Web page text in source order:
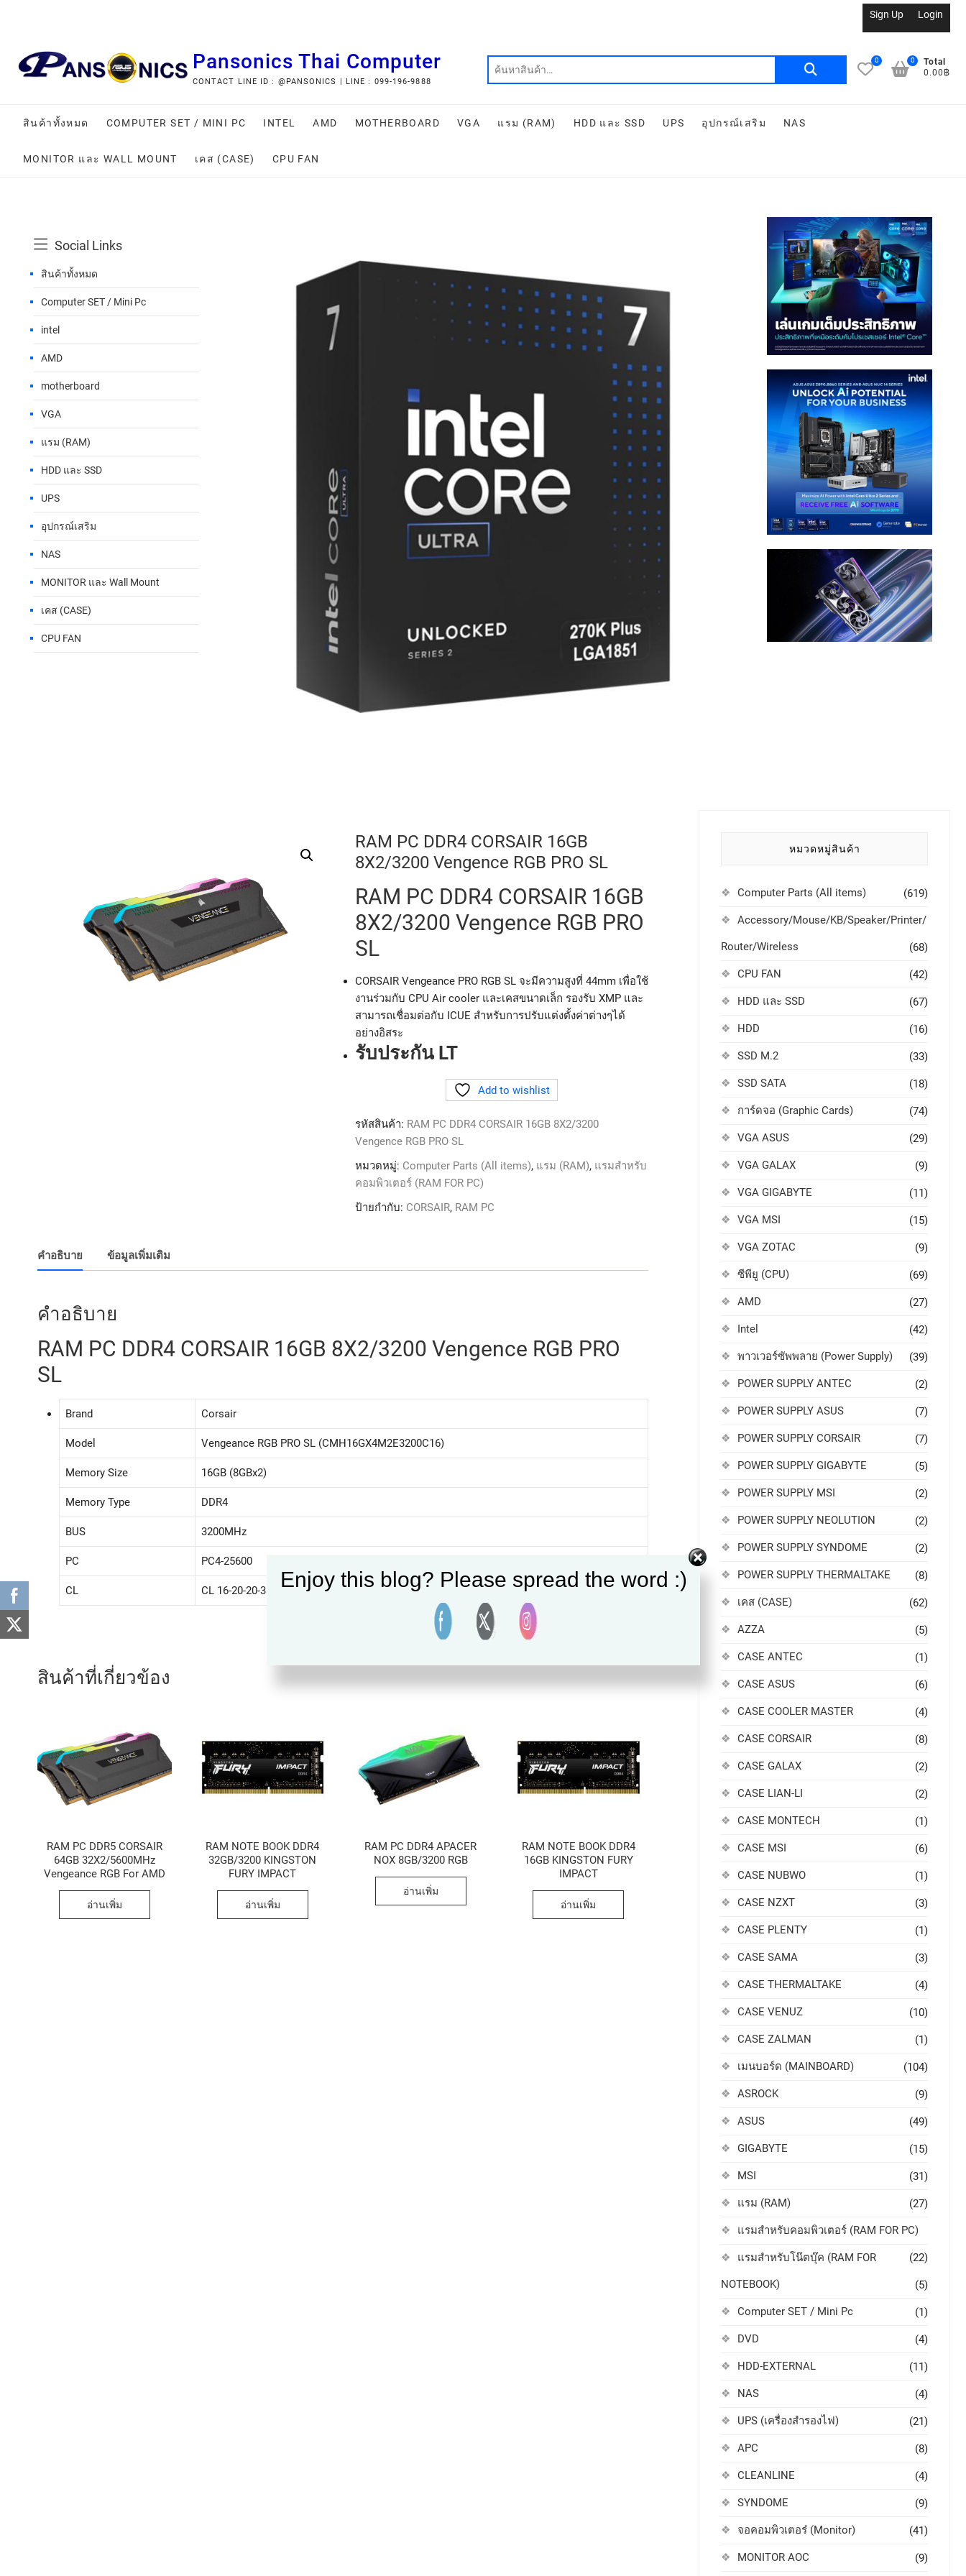
Sign Up Login
Pansonics Thai Computer
CONTACT LINE ID : @PANSONICS | LINE : 099-196-9888
0
Total
0.00฿
0
สินค้าทั้งหมด COMPUTER SET / MINI PC INTEL AMD MOTHERBOARD VGA แรม (RAM) HDD และ SSD UPS อุปกรณ์เสริม NAS
MONITOR และ WALL MOUNT เคส (CASE) CPU FAN
Social Links
สินค้าทั้งหมด
Computer SET / Mini Pc
intel
AMD
motherboard
VGA
แรม (RAM)
HDD และ SSD
UPS
อุปกรณ์เสริม
NAS
MONITOR และ Wall Mount
เคส (CASE)
CPU FAN
RAM PC DDR4 CORSAIR 16GB
8X2/3200 Vengence RGB PRO SL
RAM PC DDR4 CORSAIR 16GB
8X2/3200 Vengence RGB PRO
SL
CORSAIR Vengeance PRO RGB SL จะมีความสูงที่ 44mm เพื่อใช้
งานร่วมกับ CPU Air cooler และเคสขนาดเล็ก รองรับ XMP และ
สามารถเชื่อมต่อกับ ICUE สำหรับการปรับแต่งตั้งค่าต่างๆได้
อย่างอิสระ
รับประกัน LT
Add to wishlist
รหัสสินค้า: RAM PC DDR4 CORSAIR 16GB 8X2/3200
Vengence RGB PRO SL
หมวดหมู่: Computer Parts (All items), แรม (RAM), แรมสำหรับ
คอมพิวเตอร์ (RAM FOR PC)
ป้ายกำกับ: CORSAIR, RAM PC
คำอธิบาย ข้อมูลเพิ่มเติม
คำอธิบาย
RAM PC DDR4 CORSAIR 16GB 8X2/3200 Vengence RGB PRO
SL
Brand Corsair
Model Vengeance RGB PRO SL (CMH16GX4M2E3200C16)
Memory Size 16GB (8GBx2)
Memory Type DDR4
BUS 3200MHz
PC PC4-25600
CL CL 16-20-20-38
สินค้าที่เกี่ยวข้อง
RAM PC DDR5 CORSAIR
64GB 32X2/5600MHz
Vengeance RGB For AMD
อ่านเพิ่ม
RAM NOTE BOOK DDR4
32GB/3200 KINGSTON
FURY IMPACT
อ่านเพิ่ม
RAM PC DDR4 APACER
NOX 8GB/3200 RGB
อ่านเพิ่ม
RAM NOTE BOOK DDR4
16GB KINGSTON FURY
IMPACT
อ่านเพิ่ม
หมวดหมู่สินค้า
Computer Parts (All items) (619)
Accessory/Mouse/KB/Speaker/Printer/
Router/Wireless (68)
CPU FAN (42)
HDD และ SSD (67)
HDD (16)
SSD M.2 (33)
SSD SATA (18)
การ์ดจอ (Graphic Cards) (74)
VGA ASUS (29)
VGA GALAX (9)
VGA GIGABYTE (11)
VGA MSI (15)
VGA ZOTAC (9)
ซีพียู (CPU) (69)
AMD (27)
Intel (42)
พาวเวอร์ซัพพลาย (Power Supply) (39)
POWER SUPPLY ANTEC (2)
POWER SUPPLY ASUS (7)
POWER SUPPLY CORSAIR (7)
POWER SUPPLY GIGABYTE (5)
POWER SUPPLY MSI (2)
POWER SUPPLY NEOLUTION (2)
POWER SUPPLY SYNDOME (2)
POWER SUPPLY THERMALTAKE (8)
เคส (CASE) (62)
AZZA (5)
CASE ANTEC (1)
CASE ASUS (6)
CASE COOLER MASTER (4)
CASE CORSAIR (8)
CASE GALAX (2)
CASE LIAN-LI (2)
CASE MONTECH (1)
CASE MSI (6)
CASE NUBWO (1)
CASE NZXT (3)
CASE PLENTY (1)
CASE SAMA (3)
CASE THERMALTAKE (4)
CASE VENUZ (10)
CASE ZALMAN (1)
เมนบอร์ด (MAINBOARD) (104)
ASROCK (9)
ASUS (49)
GIGABYTE (15)
MSI (31)
แรม (RAM) (27)
แรมสำหรับคอมพิวเตอร์ (RAM FOR PC)
(22)
แรมสำหรับโน๊ตบุ๊ค (RAM FOR
NOTEBOOK) (5)
Computer SET / Mini Pc (1)
DVD (4)
HDD-EXTERNAL (11)
NAS (4)
UPS (เครื่องสำรองไฟ) (21)
APC (8)
CLEANLINE (4)
SYNDOME (9)
จอคอมพิวเตอร๋ (Monitor) (41)
MONITOR AOC (9)
Enjoy this blog? Please spread the word :)